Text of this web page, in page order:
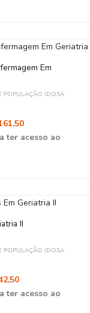
Em
POPULAÇÃO IDOSA
ter acesso ao
II
POPULAÇÃO IDOSA
ter acesso ao